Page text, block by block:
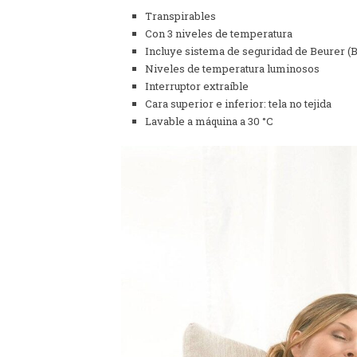
Transpirables
Con 3 niveles de temperatura
Incluye sistema de seguridad de Beurer
Niveles de temperatura luminosos
Interruptor extraíble
Cara superior e inferior: tela no tejida
Lavable a máquina a 30 °C